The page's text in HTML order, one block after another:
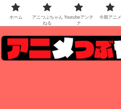
ホーム
アニつぶちゃん
ねる
Youtubeアンテ
ナ
今期アニメ